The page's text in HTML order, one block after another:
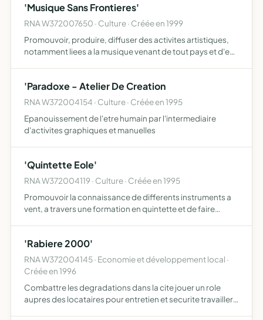
'Musique Sans Frontieres'
RNA W372007650 · Culture · Créée en 1999
Promouvoir, produire, diffuser des activites artistiques,
notamment liees a la musique venant de tout pays et d'en
'Paradoxe - Atelier De Creation
RNA W372004154 · Culture · Créée en 1995
Epanouissement de l'etre humain par l'intermediaire
d'activites graphiques et manuelles
'Quintette Eole'
RNA W372004119 · Culture · Créée en 1995
Promouvoir la connaissance de differents instruments a
vent, a travers une formation en quintette et de faire
'Rabiere 2000'
RNA W372004145 · Economie et développement local ·
Créée en 1996
Combattre les degradations dans la cite jouer un role
aupres des locataires pour entretien et securite travailler